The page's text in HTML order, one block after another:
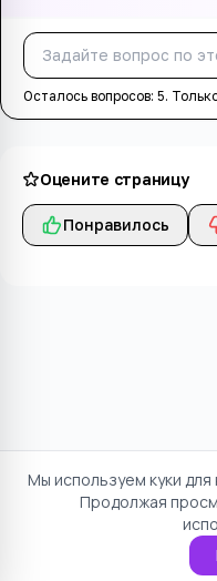
Осталось вопросов: 5.
Оцените страницу
Понравилось
Мы используем куки
Продолжая